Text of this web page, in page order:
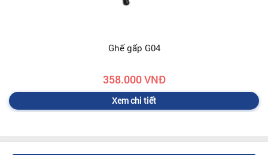
Ghế gấp G04
358.000 VNĐ
Xem chi tiết